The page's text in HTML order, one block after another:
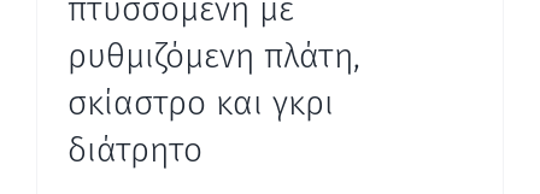
πτυσσόμενη με
ρυθμιζόμενη πλάτη,
σκίαστρο και γκρι
διάτρητο